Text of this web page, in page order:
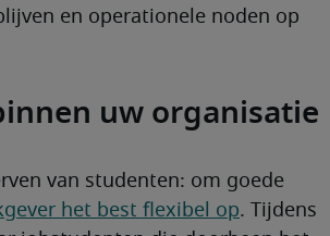
en operationele noden op
uw organisatie
van studenten: om goede
het best flexibel op. Tijdens